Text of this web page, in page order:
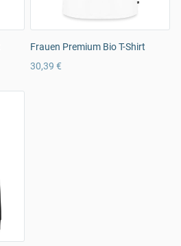
Frauen Premium Bio T-Shirt
30,39 €